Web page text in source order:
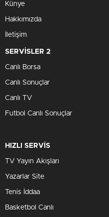
Künye
Hakkımızda
İletişim
SERVİSLER 2
Canlı Borsa
Canlı Sonuçlar
Canlı TV
Futbol Canlı Sonuçlar
HIZLI SERVİS
TV Yayın Akışları
Yazarlar Site
Tenis İddaa
Basketbol Canlı